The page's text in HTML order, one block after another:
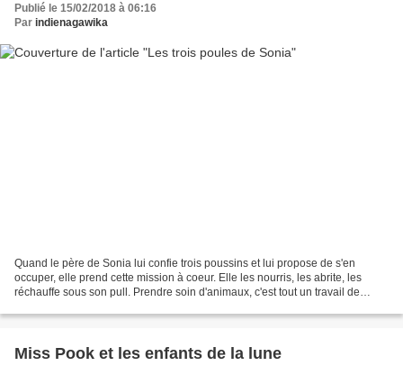
Publié le 15/02/2018 à 06:16
Par indienagawika
Quand le père de Sonia lui confie trois poussins et lui propose de s'en
occuper, elle prend cette mission à coeur. Elle les nourris, les abrite, les
réchauffe sous son pull. Prendre soin d'animaux, c'est tout un travail de
Miss Pook et les enfants de la lune